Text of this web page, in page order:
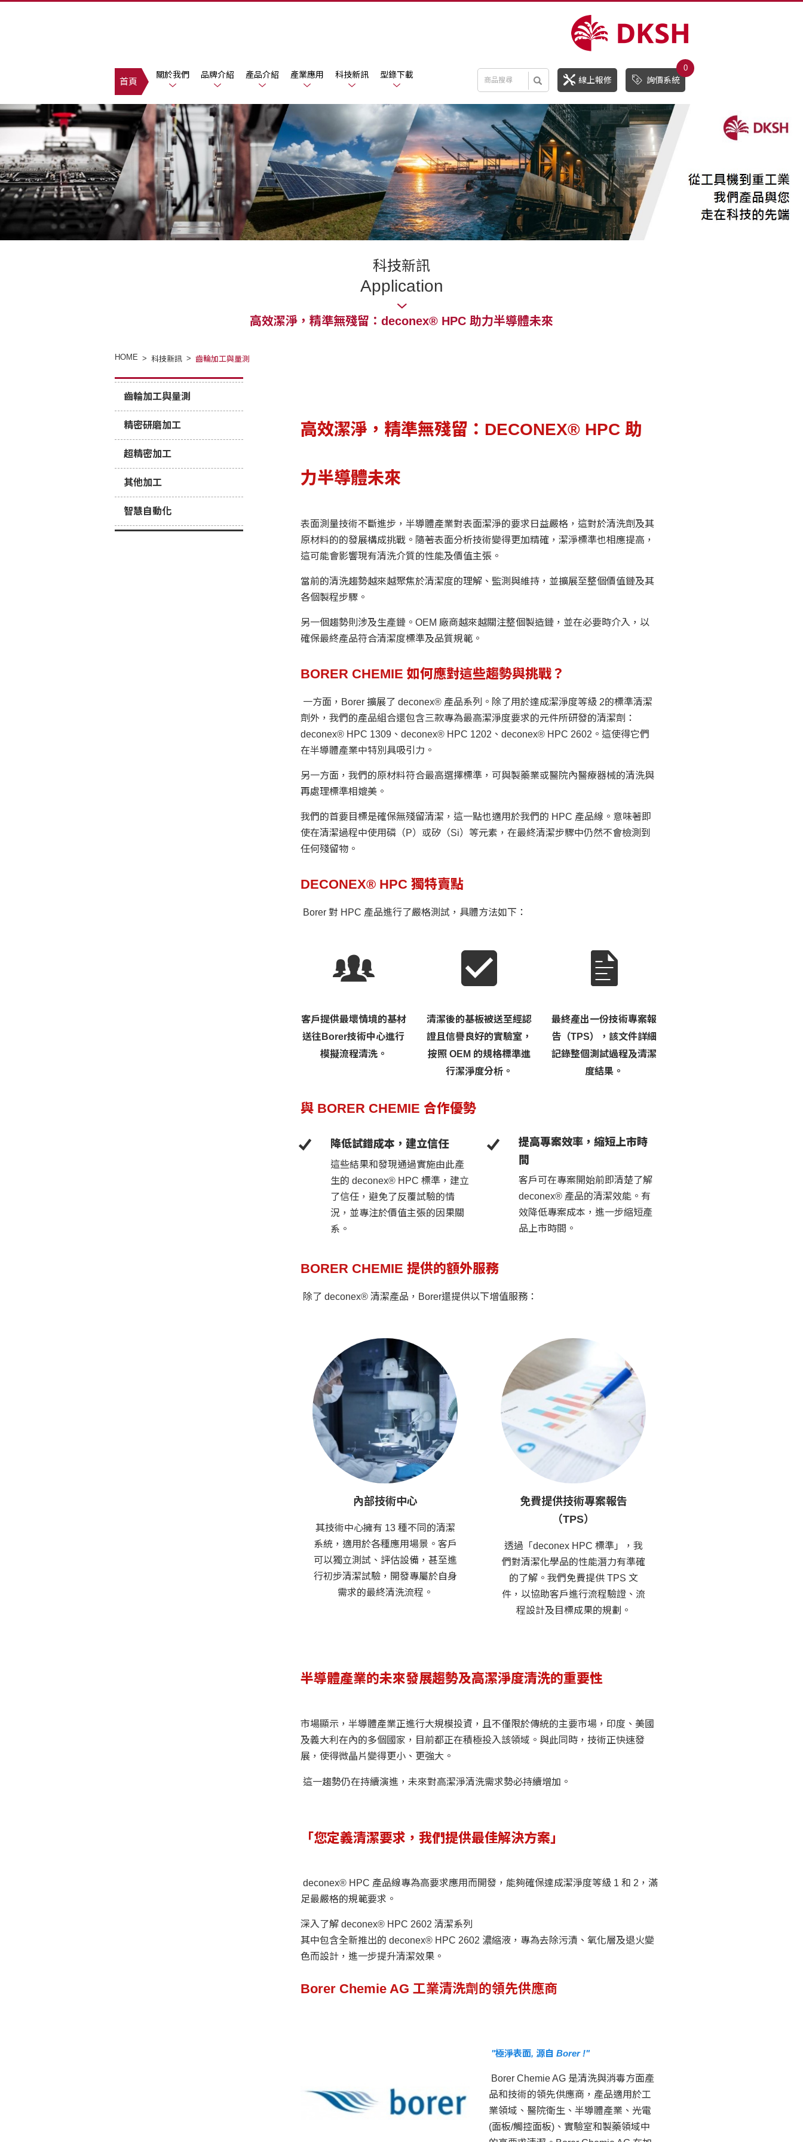
線上報修 詢價系統
0
首頁
關於我們 品牌介紹 產品介紹 產業應用 科技新訊 型錄下載
科技新訊
Application
高效潔淨，精準無殘留：deconex® HPC 助力半導體未來
HOME 科技新訊 齒輪加工與量測
齒輪加工與量測
精密研磨加工
超精密加工
其他加工
智慧自動化
高效潔淨，精準無殘留：DECONEX® HPC 助
力半導體未來
表面測量技術不斷進步，半導體產業對表面潔淨的要求日益嚴格，這對於清洗劑及其
原材料的的發展構成挑戰。隨著表面分析技術變得更加精確，潔淨標準也相應提高，
這可能會影響現有清洗介質的性能及價值主張。
當前的清洗趨勢越來越聚焦於清潔度的理解、監測與維持，並擴展至整個價值鏈及其
各個製程步驟。
另一個趨勢則涉及生產鏈。OEM 廠商越來越關注整個製造鏈，並在必要時介入，以
確保最終產品符合清潔度標準及品質規範。
BORER CHEMIE 如何應對這些趨勢與挑戰？
一方面，Borer 擴展了 deconex® 產品系列。除了用於達成潔淨度等級 2的標準清潔
劑外，我們的產品組合還包含三款專為最高潔淨度要求的元件所研發的清潔劑：
deconex® HPC 1309、deconex® HPC 1202、deconex® HPC 2602。這使得它們
在半導體產業中特別具吸引力。
另一方面，我們的原材料符合最高選擇標準，可與製藥業或醫院內醫療器械的清洗與
再處理標準相媲美。
我們的首要目標是確保無殘留清潔，這一點也適用於我們的 HPC 產品線。意味著即
使在清潔過程中使用磷（P）或矽（Si）等元素，在最終清潔步驟中仍然不會檢測到
任何殘留物。
DECONEX® HPC 獨特賣點
Borer 對 HPC 產品進行了嚴格測試，具體方法如下：
客戶提供最壞情境的基材
送往Borer技術中心進行
模擬流程清洗。
清潔後的基板被送至經認
證且信譽良好的實驗室，
按照 OEM 的規格標準進
行潔淨度分析。
最終產出一份技術專案報
告（TPS），該文件詳細
記錄整個測試過程及清潔
度結果。
與 BORER CHEMIE 合作優勢
降低試錯成本，建立信任
這些結果和發現通過實施由此產
生的 deconex® HPC 標準，建立
了信任，避免了反覆試驗的情
況，並專注於價值主張的因果關
系。
提高專案效率，縮短上市時
間
客戶可在專案開始前即清楚了解
deconex® 產品的清潔效能。有
效降低專案成本，進一步縮短產
品上市時間。
BORER CHEMIE 提供的額外服務
除了 deconex® 清潔產品，Borer還提供以下增值服務：
內部技術中心
其技術中心擁有 13 種不同的清潔
系統，適用於各種應用場景。客戶
可以獨立測試、評估設備，甚至進
行初步清潔試驗，開發專屬於自身
需求的最終清洗流程。
免費提供技術專案報告
（TPS）
透過「deconex HPC 標準」，我
們對清潔化學品的性能潛力有準確
的了解。我們免費提供 TPS 文
件，以協助客戶進行流程驗證、流
程設計及目標成果的規劃。
半導體產業的未來發展趨勢及高潔淨度清洗的重要性
市場顯示，半導體產業正進行大規模投資，且不僅限於傳統的主要市場，印度、美國
及義大利在內的多個國家，目前都正在積極投入該領域。與此同時，技術正快速發
展，使得微晶片變得更小、更強大。
這一趨勢仍在持續演進，未來對高潔淨清洗需求勢必持續增加。
「您定義清潔要求，我們提供最佳解決方案」
deconex® HPC 產品線專為高要求應用而開發，能夠確保達成潔淨度等級 1 和 2，滿
足最嚴格的規範要求。
深入了解 deconex® HPC 2602 清潔系列
其中包含全新推出的 deconex® HPC 2602 濃縮液，專為去除污漬、氧化層及退火變
色而設計，進一步提升清潔效果。
Borer Chemie AG 工業清洗劑的領先供應商
"極淨表面, 源自 Borer !"
Borer Chemie AG 是清洗與消毒方面產
品和技術的領先供應商，產品適用於工
業領域、醫院衛生、半導體產業、光電
(面板/觸控面板)、實驗室和製藥領域中